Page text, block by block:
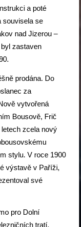
a poté
souvisela se
nad Jizerou –
zastaven
prodána. Do
za
vytvořená
Bousově, Frič
zcela nový
stylu. V roce 1900
výstavě v Paříži,
své
pro Dolní
tratí.